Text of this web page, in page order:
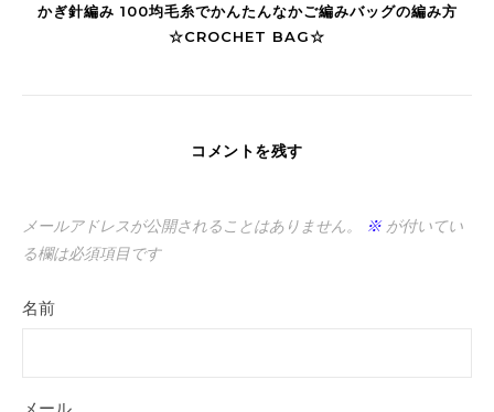
かぎ針編み 100均毛糸でかんたんなかご編みバッグの編み方
☆CROCHET BAG☆
コメントを残す
メールアドレスが公開されることはありません。 ※が付いてい
る欄は必須項目です
名前
メール